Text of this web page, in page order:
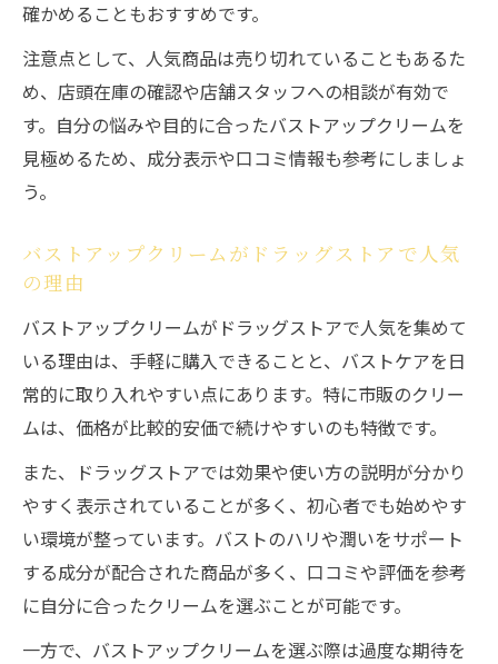
確かめることもおすすめです。
注意点として、人気商品は売り切れていることもあるた
め、店頭在庫の確認や店舗スタッフへの相談が有効で
す。自分の悩みや目的に合ったバストアップクリームを
見極めるため、成分表示や口コミ情報も参考にしましょ
う。
バストアップクリームがドラッグストアで人気
の理由
バストアップクリームがドラッグストアで人気を集めて
いる理由は、手軽に購入できることと、バストケアを日
常的に取り入れやすい点にあります。特に市販のクリー
ムは、価格が比較的安価で続けやすいのも特徴です。
また、ドラッグストアでは効果や使い方の説明が分かり
やすく表示されていることが多く、初心者でも始めやす
い環境が整っています。バストのハリや潤いをサポート
する成分が配合された商品が多く、口コミや評価を参考
に自分に合ったクリームを選ぶことが可能です。
一方で、バストアップクリームを選ぶ際は過度な期待を